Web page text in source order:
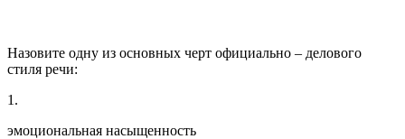
Назовите одну из основных черт официально – делового
стиля речи:
1.
эмоциональная насыщенность